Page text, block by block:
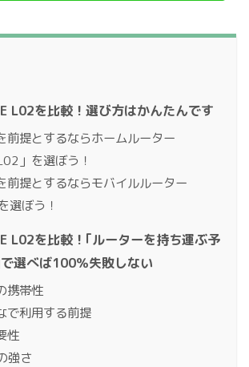
L02を比較！選び方はかんたんです
前提とするならホームルーター
」を選ぼう！
前提とするならモバイルルーター
選ぼう！
L02を比較！｢ルーターを持ち運ぶ予
選べば100％失敗しない
携帯性
で利用する前提
性
強さ